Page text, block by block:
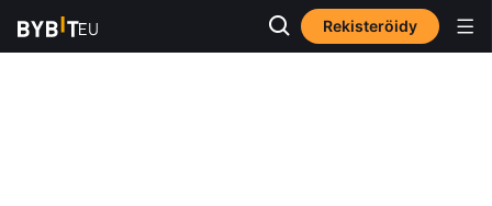
Rekisteröidy